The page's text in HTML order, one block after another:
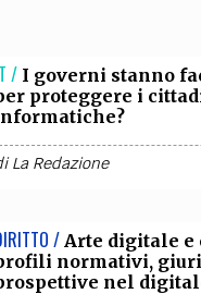
/ I governi stanno
proteggere i
La Redazione
/ Arte digitale e
normativi,
nel